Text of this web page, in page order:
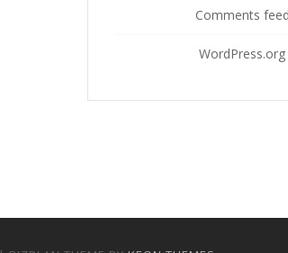
Comments feed
WordPress.org